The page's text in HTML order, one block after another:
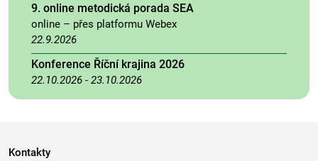
9. online metodická porada SEA
online – přes platformu Webex
22.9.2026
Konference Říční krajina 2026
22.10.2026 - 23.10.2026
Kontakty